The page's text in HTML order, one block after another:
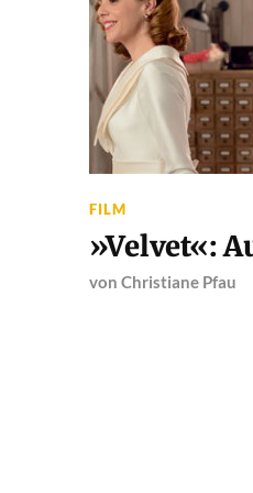
FILM
»Velvet«:
von Christiane Pfau